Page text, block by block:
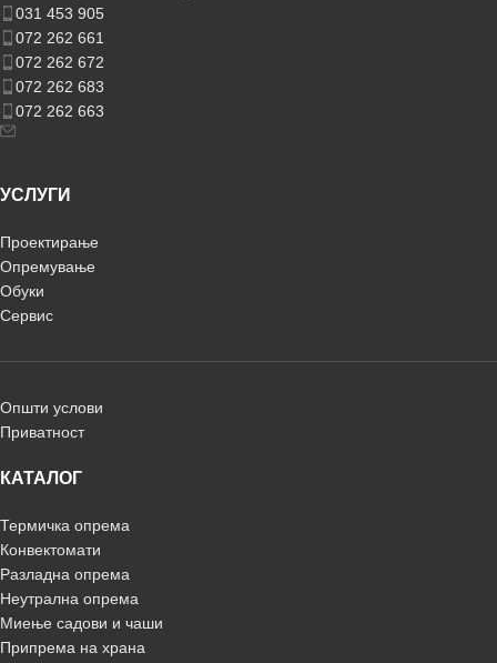
031 453 905
072 262 661
072 262 672
072 262 683
072 262 663
УСЛУГИ
Проектирање
Опремување
Обуки
Сервис
Општи услови
Приватност
КАТАЛОГ
Термичка опрема
Конвектомати
Разладна опрема
Неутрална опрема
Миење садови и чаши
Припрема на храна